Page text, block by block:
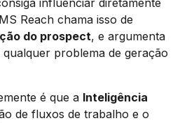
influenciar diretamente
Reach chama isso de
do prospect, e argumenta
problema de geração
é que a Inteligência
de fluxos de trabalho e o